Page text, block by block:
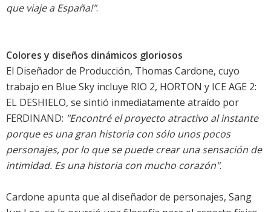
que viaje a España!".
Colores y diseños dinámicos gloriosos
El Diseñador de Producción, Thomas Cardone, cuyo
trabajo en Blue Sky incluye RIO 2, HORTON y ICE AGE 2:
EL DESHIELO, se sintió inmediatamente atraído por
FERDINAND: "Encontré el proyecto atractivo al instante
porque es una gran historia con sólo unos pocos
personajes, por lo que se puede crear una sensación de
intimidad. Es una historia con mucho corazón".
Cardone apunta que al diseñador de personajes, Sang